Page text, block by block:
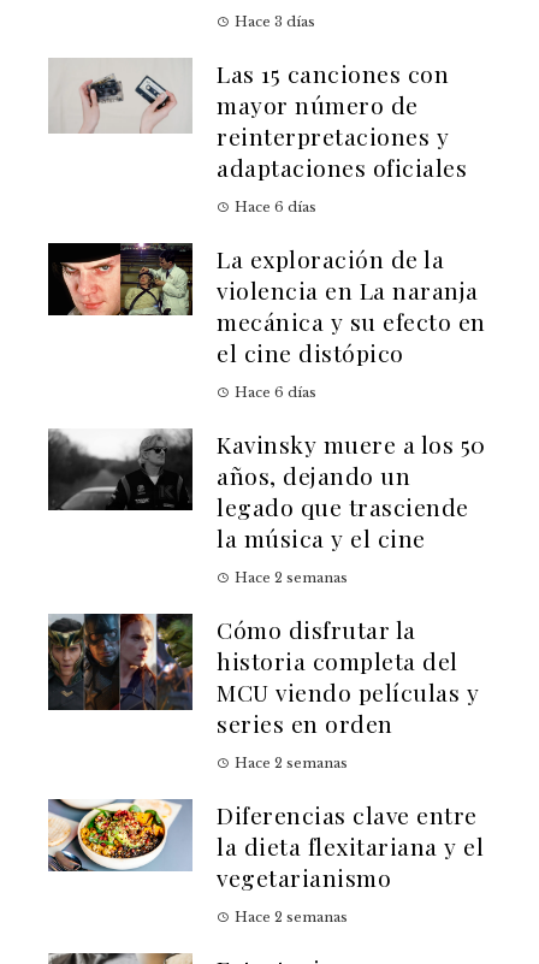
Hace 3 días
Las 15 canciones con
mayor número de
reinterpretaciones y
adaptaciones oficiales
Hace 6 días
La exploración de la
violencia en La naranja
mecánica y su efecto en
el cine distópico
Hace 6 días
Kavinsky muere a los 50
años, dejando un
legado que trasciende
la música y el cine
Hace 2 semanas
Cómo disfrutar la
historia completa del
MCU viendo películas y
series en orden
Hace 2 semanas
Diferencias clave entre
la dieta flexitariana y el
vegetarianismo
Hace 2 semanas